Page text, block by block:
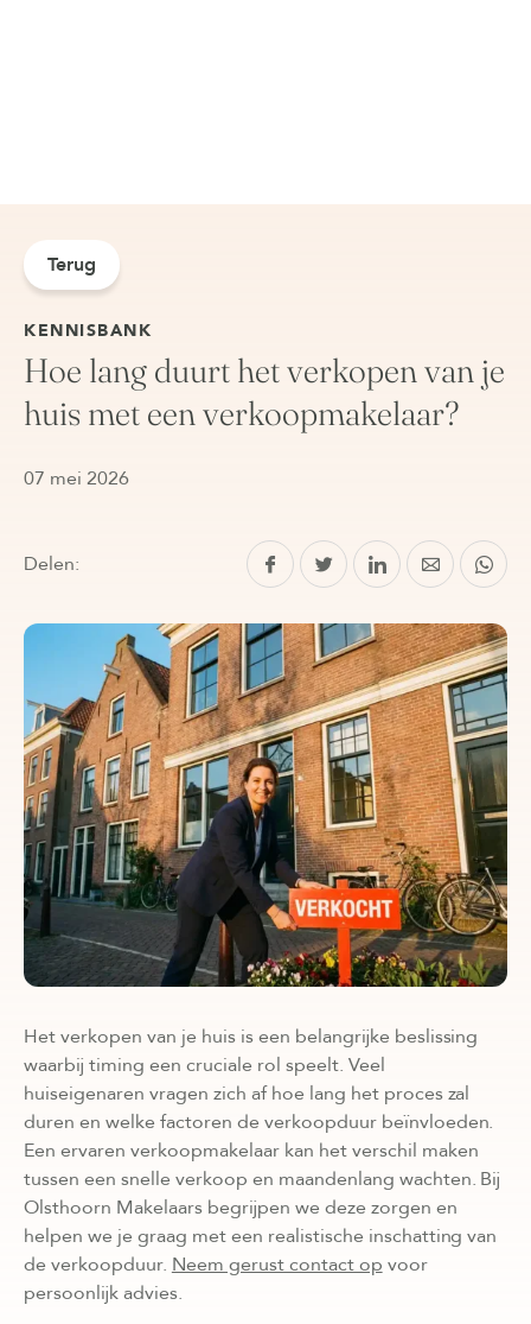
Terug
KENNISBANK
Hoe lang duurt het verkopen van je
huis met een verkoopmakelaar?
07 mei 2026
Delen:
Het verkopen van je huis is een belangrijke beslissing
waarbij timing een cruciale rol speelt. Veel
huiseigenaren vragen zich af hoe lang het proces zal
duren en welke factoren de verkoopduur beïnvloeden.
Een ervaren verkoopmakelaar kan het verschil maken
tussen een snelle verkoop en maandenlang wachten. Bij
Olsthoorn Makelaars begrijpen we deze zorgen en
helpen we je graag met een realistische inschatting van
de verkoopduur. Neem gerust contact op voor
persoonlijk advies.